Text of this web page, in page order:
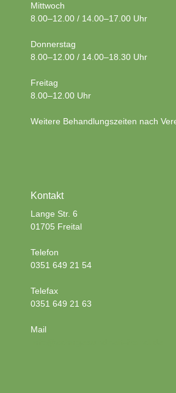
Mittwoch
8.00–12.00 / 14.00–17.00 Uhr
Donnerstag
8.00–12.00 / 14.00–18.30 Uhr
Freitag
8.00–12.00 Uhr
Weitere Behandlungszeiten nach
Kontakt
Lange Str. 6
01705 Freital
Telefon
0351 649 21 54
Telefax
0351 649 21 63
Mail